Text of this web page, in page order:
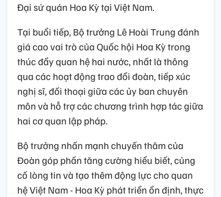
Đại sứ quán Hoa Kỳ tại Việt Nam.
Tại buổi tiếp, Bộ trưởng Lê Hoài Trung đánh
giá cao vai trò của Quốc hội Hoa Kỳ trong
thúc đẩy quan hệ hai nước, nhất là thông
qua các hoạt động trao đổi đoàn, tiếp xúc
nghị sĩ, đối thoại giữa các ủy ban chuyên
môn và hỗ trợ các chương trình hợp tác giữa
hai cơ quan lập pháp.
Bộ trưởng nhấn mạnh chuyến thăm của
Đoàn góp phần tăng cường hiểu biết, củng
cố lòng tin và tạo thêm động lực cho quan
hệ Việt Nam - Hoa Kỳ phát triển ổn định, thực